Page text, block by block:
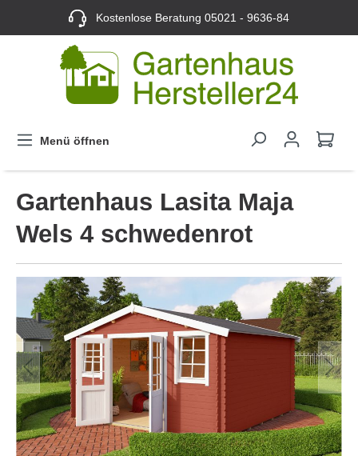
Kostenlose Beratung05021 - 9636-84
Menü öffnen
Gartenhaus Lasita Maja
Wels 4 schwedenrot